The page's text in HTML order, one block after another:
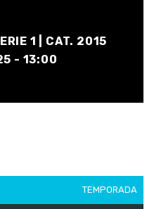
1 | CAT. 2015
- 13:00
TEMPORADA